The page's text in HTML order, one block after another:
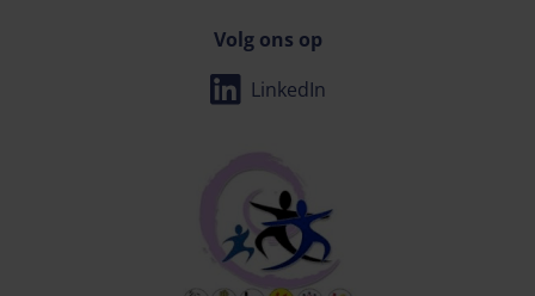
LinkedIn
Volg ons op